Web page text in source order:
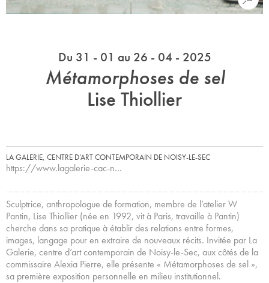
Du 31 - 01 au 26 - 04 - 2025
Métamorphoses de sel
Lise Thiollier
LA GALERIE, CENTRE D’ART CONTEMPORAIN DE NOISY-LE-SEC
https://www.lagalerie-cac-n…
Sculptrice, anthropologue de formation, membre de l’atelier W
Pantin, Lise Thiollier (née en 1992, vit à Paris, travaille à Pantin)
cherche dans sa pratique à établir des relations entre formes,
images, langage pour en extraire de nouveaux récits. Invitée par La
Galerie, centre d’art contemporain de Noisy-le-Sec, aux côtés de la
commissaire Alexia Pierre, elle présente « Métamorphoses de sel »,
sa première exposition personnelle en milieu institutionnel.